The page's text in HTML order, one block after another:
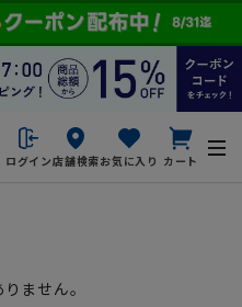
ログイン店舗検索お気に入り カート
ません。